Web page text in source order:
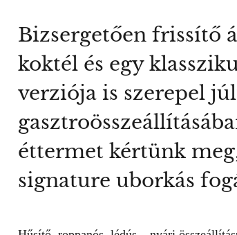
Bizsergetően frissítő
koktél és egy
verziója is szerepel
éttermet kértünk
signature uborkás